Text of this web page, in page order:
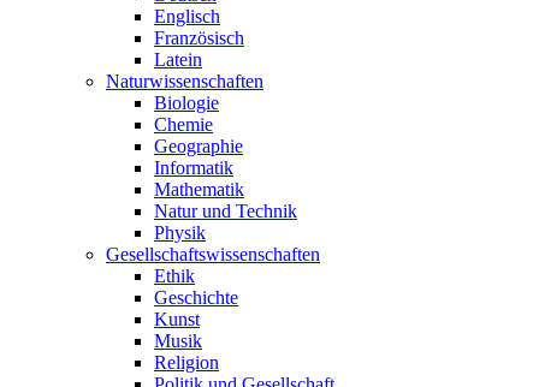
Englisch
Französisch
Latein
Naturwissenschaften
Biologie
Chemie
Geographie
Informatik
Mathematik
Natur und Technik
Physik
Gesellschaftswissenschaften
Ethik
Geschichte
Kunst
Musik
Religion